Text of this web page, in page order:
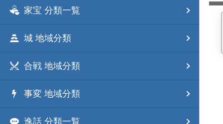
家宝 分類一覧
城 地域分類
合戦 地域分類
事変 地域分類
逸話 分類一覧